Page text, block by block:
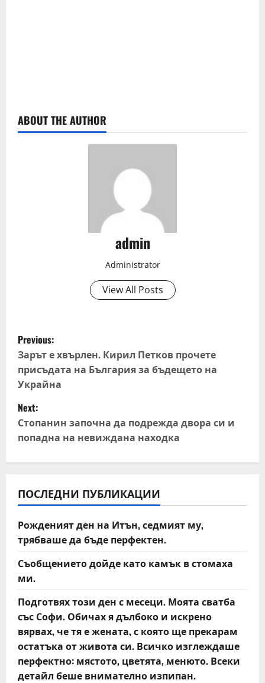
ABOUT THE AUTHOR
admin
Administrator
View All Posts
P
o
s
t
n
a
v
i
g
a
t
i
o
n
Previous:
Зарът е хвърлен. Кирил Петков прочете
присъдата на България за бъдещето на
Украйна
Next:
Стопанин започна да подрежда двора си и
попадна на невиждана находка
ПОСЛЕДНИ ПУБЛИКАЦИИ
Рожденият ден на Итън, седмият му,
трябваше да бъде перфектен.
Съобщението дойде като камък в стомаха
ми.
Подготвях този ден с месеци. Моята сватба
със Софи. Обичах я дълбоко и искрено
вярвах, че тя е жената, с която ще прекарам
остатъка от живота си. Всичко изглеждаше
перфектно: мястото, цветята, менюто. Всеки
детайл беше внимателно изпипан.